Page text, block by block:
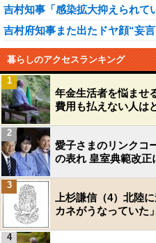
吉村知事「感染拡大抑えられて
吉村府知事また出たドヤ顔“妄
暮らしのアクセスランキング
年金生活者を悩ませ
費用も払えない人は
1
愛子さまのリンクコ
の表れ 皇室典範改正
2
上杉謙信（4）北陸
カネがうなっていた」
3
4